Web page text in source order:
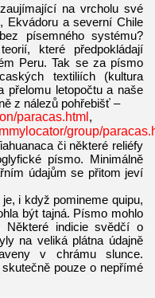
na vrcholu své
Ekvádoru a severní Chile
písemného systému?
které předpokládají
Peru. Tak se za písmo
textiliích (kultura
přelomu letopočtu a naše
z nálezů pohřebišť –
paracas.html ,
group/
či některé reliéfy
písmo. Minimálně
údajům se přitom jeví
i když pomineme quipu,
být tajná. Písmo mohlo
Některé indicie svědčí o
na veliká plátna údajně
v chrámu slunce.
pouze o nepřímé